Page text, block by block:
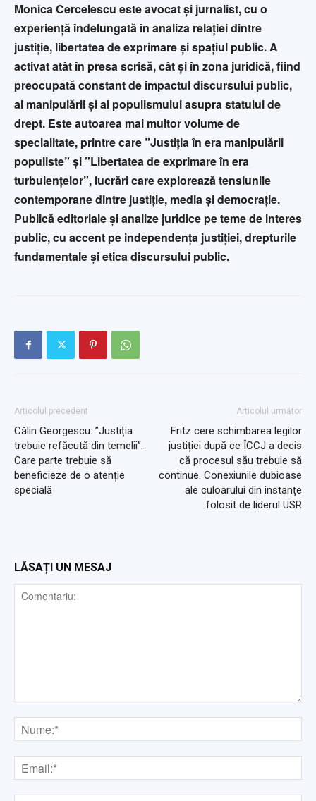
Monica Cercelescu este avocat și jurnalist, cu o
experiență îndelungată în analiza relației dintre
justiție, libertatea de exprimare și spațiul public. A
activat atât în presa scrisă, cât și în zona juridică, fiind
preocupată constant de impactul discursului public,
al manipulării și al populismului asupra statului de
drept. Este autoarea mai multor volume de
specialitate, printre care ”Justiția în era manipulării
populiste” și ”Libertatea de exprimare în era
turbulențelor”, lucrări care explorează tensiunile
contemporane dintre justiție, media și democrație.
Publică editoriale și analize juridice pe teme de interes
public, cu accent pe independența justiției, drepturile
fundamentale și etica discursului public.
Articolul precedent
Călin Georgescu: ”Justiția
trebuie refăcută din temelii”.
Care parte trebuie să
beneficieze de o atenție
specială
Articolul următor
Fritz cere schimbarea legilor
justiției după ce ÎCCJ a decis
că procesul său trebuie să
continue. Conexiunile dubioase
ale culoarului din instanțe
folosit de liderul USR
LĂSAȚI UN MESAJ